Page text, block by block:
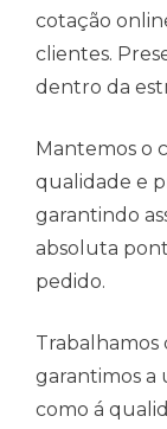
cotação
clientes.
dentro da
Mantemos o
qualidade e
garantindo
absoluta
pedido.
Trabalhamos
garantimos a
como á